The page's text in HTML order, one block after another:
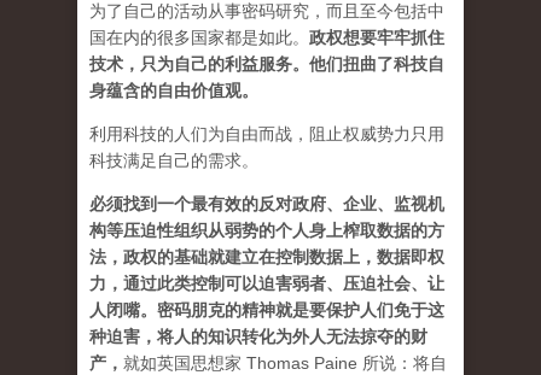
为了自己的活动从事密码研究，而且至今包括中
国在内的很多国家都是如此。 政权想要牢牢抓住
技术，只为自己的利益服务。他们扭曲了科技自
身蕴含的自由价值观。
利用科技的人们为自由而战，阻止权威势力只用
科技满足自己的需求。
必须找到一个最有效的反对政府、企业、监视机
构等压迫性组织从弱势的个人身上榨取数据的方
法，政权的基础就建立在控制数据上，数据即权
力，通过此类控制可以迫害弱者、压迫社会、让
人闭嘴。密码朋克的精神就是要保护人们免于这
种迫害，将人的知识转化为外人无法掠夺的财
产 ， 就如英国思想家 Thomas Paine 所说：将自